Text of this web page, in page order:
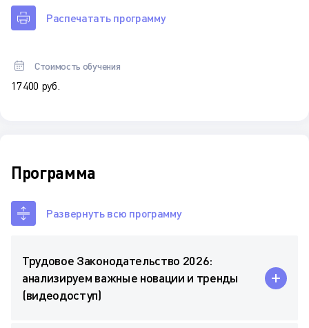
Распечатать программу
Стоимость обучения
17 400 руб.
Программа
Развернуть всю программу
Трудовое Законодательство 2026:
анализируем важные новации и тренды
(видеодоступ)